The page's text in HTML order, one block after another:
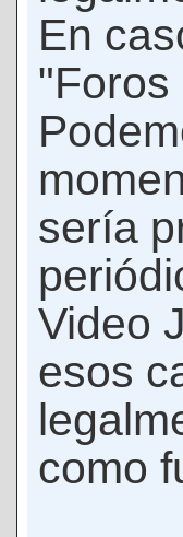
En
"Foros
sería
Video
esos
como